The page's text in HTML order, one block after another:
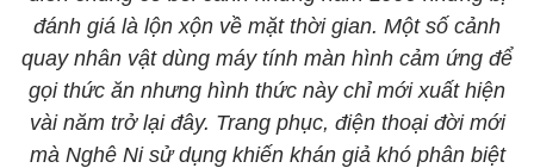
đánh giá là lộn xộn về mặt thời gian. Một số cảnh
quay nhân vật dùng máy tính màn hình cảm ứng để
gọi thức ăn nhưng hình thức này chỉ mới xuất hiện
vài năm trở lại đây. Trang phục, điện thoại đời mới
mà Nghê Ni sử dụng khiến khán giả khó phân biệt